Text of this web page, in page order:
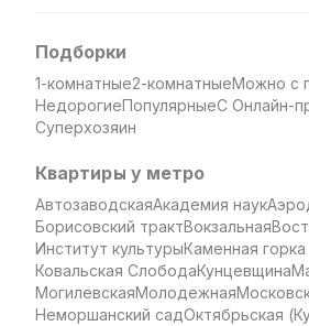
Подборки
1-комнатные2-комнатныеМожно с
НедорогиеПопулярныеС Онлайн-
Суперхозяин
Квартиры у метро
АвтозаводскаяАкадемия наук
Борисовский трактВокзальная
Институт культурыКаменная горка
Ковальская СлободаКунцевщина
МогилевскаяМолодежная
Неморшанский садОктябрьская